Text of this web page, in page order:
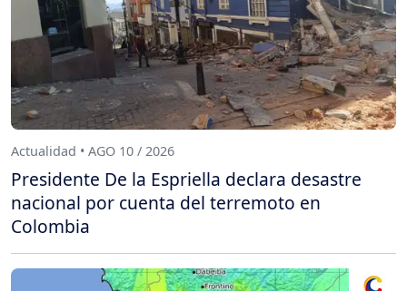
Actualidad • AGO 10 / 2026
Presidente De la Espriella declara desastre
nacional por cuenta del terremoto en
Colombia